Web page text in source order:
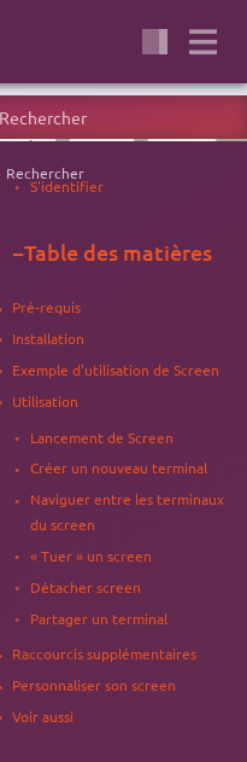
SYSTÈME CONSOLE TERMINAL
de terminaux »
dans une même
de les récupérer plus tard.
:
une session,
la main sur un client
avec un autre
distant.
de lancer des
peuvent durer
Rechercher
S'identifier
−Table des matières
Pré-requis
Installation
Exemple d'utilisation de Screen
Utilisation
Lancement de Screen
Créer un nouveau terminal
Naviguer entre les terminaux
du screen
« Tuer » un screen
Détacher screen
Partager un terminal
Raccourcis supplémentaires
Personnaliser son screen
Voir aussi